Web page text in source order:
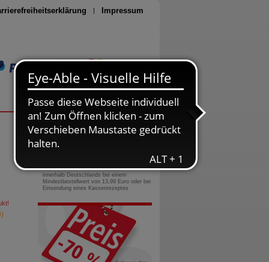
Impressum
Seite drucken
0800-10 11 422
gebührenfreie Rufnummer
innerhalb Deutschlands bei einem
Mindestbestellwert von 13,99 Euro oder bei
Einsendung eines Kassenrezeptes